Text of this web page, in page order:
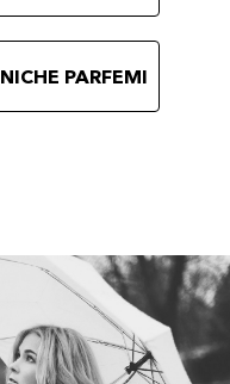
NICHE PARFEMI